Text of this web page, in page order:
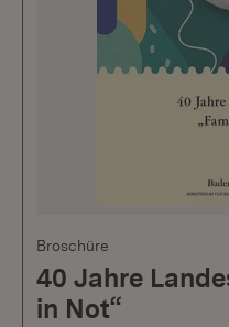
Broschüre
40 Jahre
in Not“